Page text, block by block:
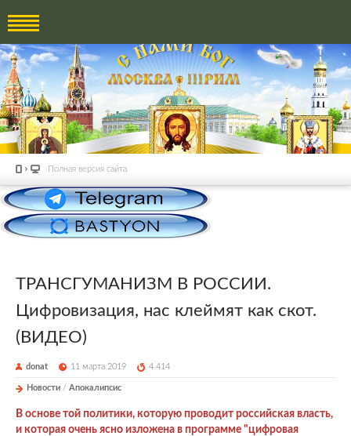
Полная версия сайта
ТРАНСГУМАНИЗМ В РОССИИ.
Цифровизация, нас клеймят как скот.
(ВИДЕО)
donat 11 марта 2019 4 414
Новости / Апокалипсис
В основе той политики, которую проводит российская власть,
и которая очень ясно изложена в программе "цифровая